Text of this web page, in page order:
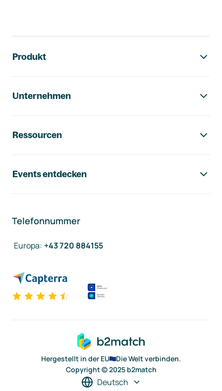
Produkt
Unternehmen
Ressourcen
Events entdecken
Telefonnummer
Europa: +43 720 884155
Hergestellt in der EU
Die Welt verbinden.
Copyright © 2025 b2match
Deutsch